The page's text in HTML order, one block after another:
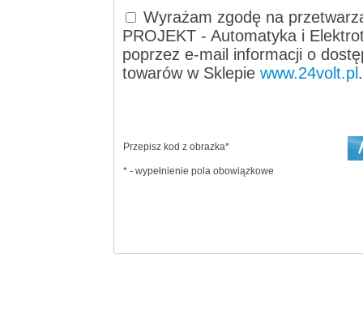
Wyrażam zgodę na
PROJEKT - Automatyka i
poprzez e-mail informacji o
towarów w Sklepie www.24volt.pl
Przepisz kod z obrazka*
* - wypełnienie pola obowiązkowe